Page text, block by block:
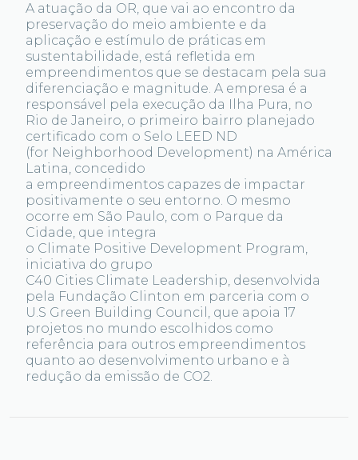
A atuação da OR, que vai ao encontro da
preservação do meio ambiente e da
aplicação e estímulo de práticas em
sustentabilidade, está refletida em
empreendimentos que se destacam pela sua
diferenciação e magnitude. A empresa é a
responsável pela execução da Ilha Pura, no
Rio de Janeiro, o primeiro bairro planejado
certificado com o Selo LEED ND
(for Neighborhood Development) na América
Latina, concedido
a empreendimentos capazes de impactar
positivamente o seu entorno. O mesmo
ocorre em São Paulo, com o Parque da
Cidade, que integra
o Climate Positive Development Program,
iniciativa do grupo
C40 Cities Climate Leadership, desenvolvida
pela Fundação Clinton em parceria com o
U.S Green Building Council, que apoia 17
projetos no mundo escolhidos como
referência para outros empreendimentos
quanto ao desenvolvimento urbano e à
redução da emissão de CO2.